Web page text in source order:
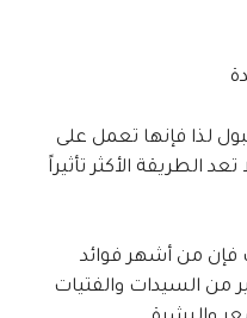
لذا فإنها تعمل على
الطريقة الأكثر تأثيراً
فإن من أشهر فوائد
من السيدات والفتيات